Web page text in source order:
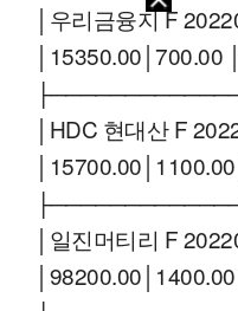
│우리금융지 F
│15350.00│700.00
│HDC 현대산 F
│일진머티리 F